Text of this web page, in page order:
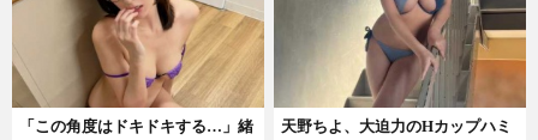
「この角度はドキドキする…」緒
天野ちよ、大迫力のHカップハミ